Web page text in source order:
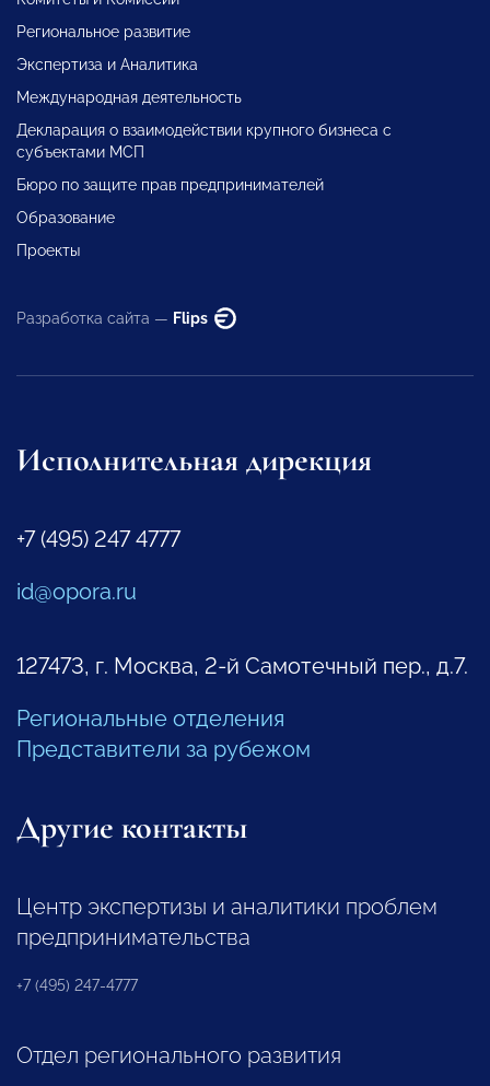
Региональное развитие
Экспертиза и Аналитика
Международная деятельность
Декларация о взаимодействии крупного бизнеса с
субъектами МСП
Бюро по защите прав предпринимателей
Образование
Проекты
Разработка сайта — Flips
Исполнительная дирекция
+7 (495) 247 4777
id@opora.ru
127473, г. Москва, 2-й Самотечный пер., д.7.
Региональные отделения
Представители за рубежом
Другие контакты
Центр экспертизы и аналитики проблем
предпринимательства
+7 (495) 247-4777
Отдел регионального развития